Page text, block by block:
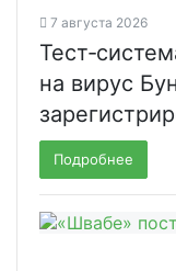
7 августа 2026
на вирус
Подробнее